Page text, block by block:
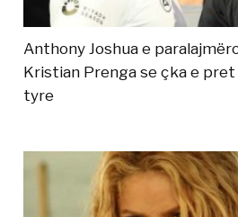
Anthony Joshua e
Kristian Prenga se çka e
tyre